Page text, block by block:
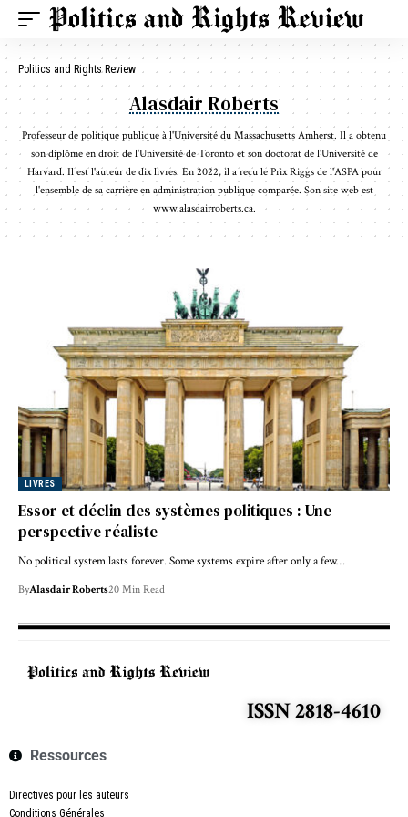
Politics and Rights Review
Alasdair Roberts
Professeur de politique publique à l'Université du Massachusetts Amherst. Il a obtenu
son diplôme en droit de l'Université de Toronto et son doctorat de l'Université de
Harvard. Il est l'auteur de dix livres. En 2022, il a reçu le Prix Riggs de l'ASPA pour
l'ensemble de sa carrière en administration publique comparée. Son site web est
www.alasdairroberts.ca.
LIVRES
Essor et déclin des systèmes politiques : Une
perspective réaliste
No political system lasts forever. Some systems expire after only a few…
ByAlasdair Roberts20 Min Read
ISSN 2818-4610
Ressources
Directives pour les auteurs
Conditions Générales